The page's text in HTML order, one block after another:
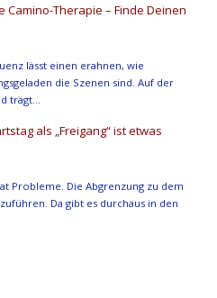
Camino-Therapie – Finde Deinen
lässt einen erahnen, wie
die Szenen sind. Auf der
trägt…
als „Freigang“ ist etwas
Probleme. Die Abgrenzung zu dem
Da gibt es durchaus in den